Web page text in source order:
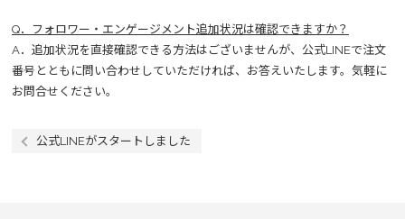
Q．フォロワー・エンゲージメント追加状況は確認できますか？
A．追加状況を直接確認できる方法はございませんが、公式LINEで注文
番号とともに問い合わせしていただければ、お答えいたします。気軽に
お問合せください。
公式LINEがスタートしました